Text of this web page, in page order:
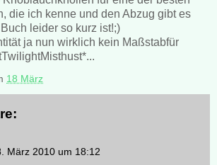
die ich kenne und den Abzug gibt es
leider so kurz ist!;)
ja nun wirklich kein Maßstabfür
18 März
März 2010 um 18:12